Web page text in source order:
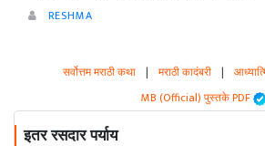
RESHMA
सर्वोत्तम मराठी कथा | मराठी कादंबरी |
MB (Official) पुस्तके PDF
इतर रसदार पर्याय